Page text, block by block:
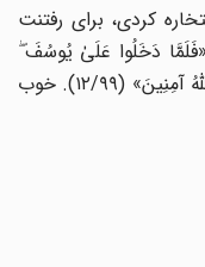
کردی، برای رفتنت
دَخَلُوا عَلَىٰ یُوسُفَ
آوَىٰ إِلَیْهِ أَبَوَیْهِ وَقَالَ ادْخُلُوا مِصْرَ إِنْ شَاءَ اللَّهُ آمِنِینَ» (۱۲/۹۹). خوب